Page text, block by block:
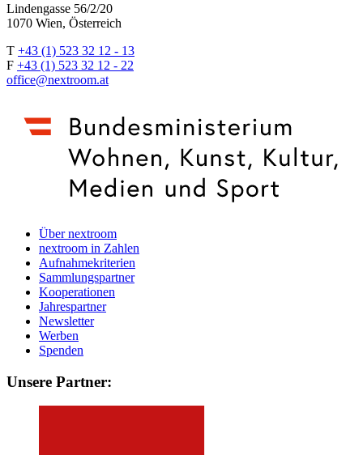
Lindengasse 56/2/20
1070 Wien, Österreich
T +43 (1) 523 32 12 - 13
F +43 (1) 523 32 12 - 22
office@nextroom.at
Über nextroom
nextroom in Zahlen
Aufnahmekriterien
Sammlungspartner
Kooperationen
Jahrespartner
Newsletter
Werben
Spenden
Unsere Partner: